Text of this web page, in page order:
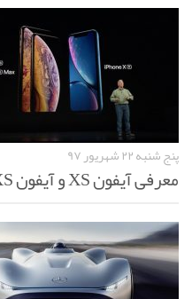
پنج شنبه ۲۲ شهریور ۹۷
معرفی آیفون XS و آیفون XS مکس و آیفون XR اپل